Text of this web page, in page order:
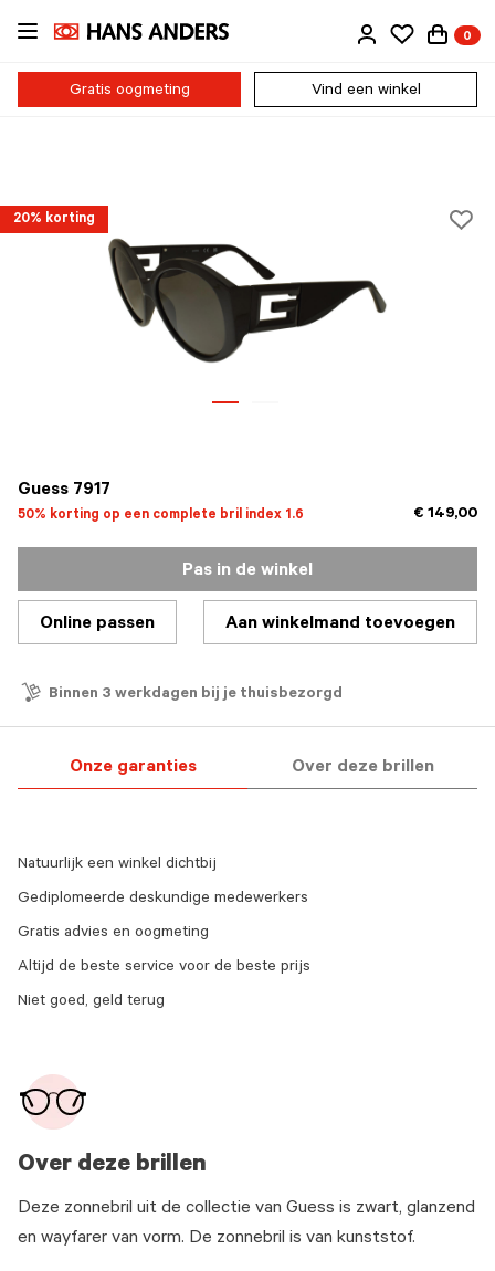
Ga
naar
inhoud
0
Gratis oogmeting Vind een winkel
20% korting
Guess 7917
50% korting op een complete bril index 1.6 € 149,00
Pas in de winkel
Online passen Aan winkelmand toevoegen
Binnen 3 werkdagen bij je thuisbezorgd
Onze garanties Over deze brillen
Over deze brillen
Deze zonnebril uit de collectie van Guess is zwart, glanzend
en wayfarer van vorm. De zonnebril is van kunststof.
Natuurlijk een winkel dichtbij
Gediplomeerde deskundige medewerkers
Gratis advies en oogmeting
Altijd de beste service voor de beste prijs
Niet goed, geld terug